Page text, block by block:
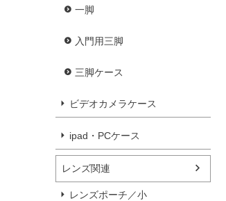
一脚
入門用三脚
三脚ケース
ビデオカメラケース
ipad・PCケース
レンズ関連
レンズポーチ／小